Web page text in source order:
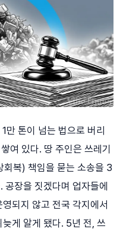
만 톤이 넘는 법으로 버리
여 있다. 땅 주인은 쓰레기
복) 책임을 묻는 소송을 3
장을 짓겠다며 업자들에
되지 않고 전국 각지에서
게 알게 됐다. 5년 전, 쓰